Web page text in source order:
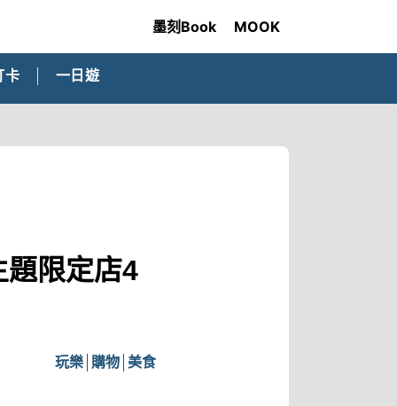
墨刻Book MOOK
卡 一日遊
限定店4
玩樂 購物 美食